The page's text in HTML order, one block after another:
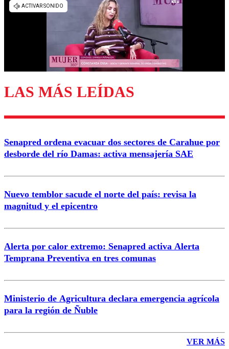
diálogo respetuoso.
Enviar comentario
LAS MÁS LEÍDAS
Senapred ordena evacuar dos sectores de Carahue por
desborde del río Damas: activa mensajería SAE
Nuevo temblor sacude el norte del país: revisa la
magnitud y el epicentro
Alerta por calor extremo: Senapred activa Alerta
Temprana Preventiva en tres comunas
Ministerio de Agricultura declara emergencia agrícola
para la región de Ñuble
VER MÁS